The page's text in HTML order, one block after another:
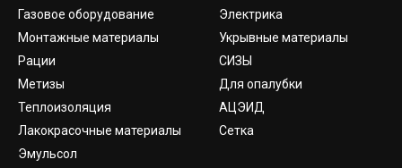
Газовое оборудование
Монтажные материалы
Рации
Метизы
Теплоизоляция
Лакокрасочные материалы
Эмульсол
Электрика
Укрывные материалы
СИЗЫ
Для опалубки
АЦЭИД
Сетка